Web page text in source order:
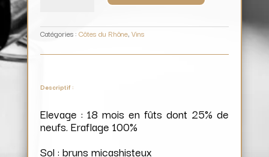
Catégories : Côtes du Rhône, Vins
Descriptif :
Elevage : 18 mois en fûts dont 25% de
neufs. Eraflage 100%
Sol : bruns micashisteux